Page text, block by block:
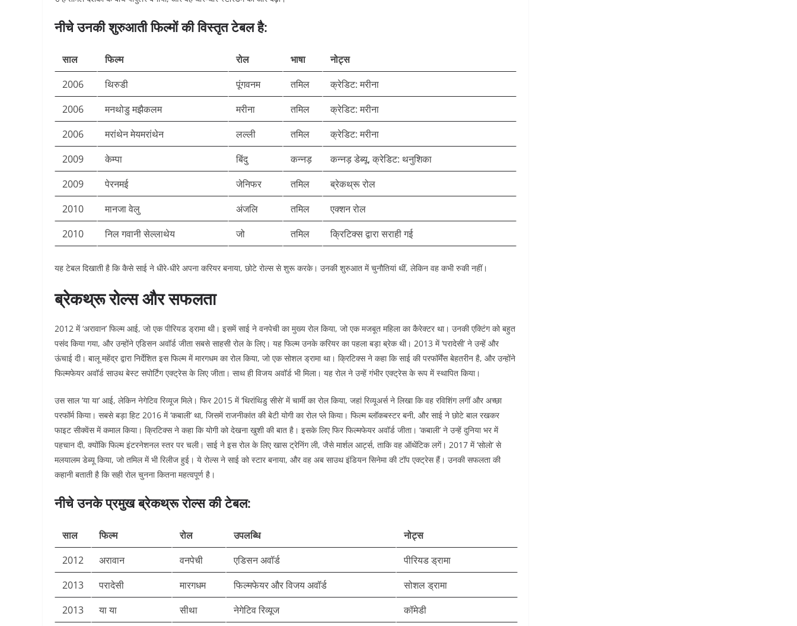
नीचे उनकी शुरुआती फिल्मों की विस्तृत टेबल है:
साल फिल्म रोल भाषा
नोट्स
2006
थिरुडी पूंगवनम तमिल
क्रेडिट: मरीना
2006
मनथोडु मझैकलम मरीना तमिल
क्रेडिट: मरीना
2006
मरांथेन मेयमरांथेन लल्ली तमिल
क्रेडिट: मरीना
2009
केम्पा बिंदु कन्नड़
कन्नड़ डेब्यू, क्रेडिट: थनुशिका
2009
पेरनमई जेनिफर तमिल
ब्रेकथ्रू रोल
2010
मानजा वेलु अंजलि तमिल
एक्शन रोल
2010
निल गवानी सेल्लाथेय जो तमिल क्रिटिक्स द्वारा सराही गई
यह टेबल दिखाती है कि कैसे साई ने धीरे-धीरे अपना करियर बनाया, छोटे रोल्स से शुरू करके। उनकी शुरुआत में चुनौतियां थीं, लेकिन वह कभी रुकी नहीं।
ब्रेकथ्रू रोल्स और सफलता
2012 में ‘अरावान’ फिल्म आई, जो एक पीरियड ड्रामा थी। इसमें साई ने वनपेची का मुख्य रोल किया, जो एक मजबूत महिला का कैरेक्टर था। उनकी एक्टिंग को बहुत
पसंद किया गया, और उन्होंने एडिसन अवॉर्ड जीता सबसे साहसी रोल के लिए। यह फिल्म उनके करियर का पहला बड़ा ब्रेक थी। 2013 में ‘परादेसी’ ने उन्हें और
ऊंचाई दी। बालू महेंद्र द्वारा निर्देशित इस फिल्म में मारगधम का रोल किया, जो एक सोशल ड्रामा था। क्रिटिक्स ने कहा कि साई की परफॉर्मेंस बेहतरीन है, और उन्होंने
फिल्मफेयर अवॉर्ड साउथ बेस्ट सपोर्टिंग एक्ट्रेस के लिए जीता। साथ ही विजय अवॉर्ड भी मिला। यह रोल ने उन्हें गंभीर एक्ट्रेस के रूप में स्थापित किया।
उस साल ‘या या’ आई, लेकिन नेगेटिव रिव्यूज मिले। फिर 2015 में ‘थिरांथिडु सीसे’ में चार्मी का रोल किया, जहां रिव्यूअर्स ने लिखा कि वह रविशिंग लगीं और अच्छा
परफॉर्म किया। सबसे बड़ा हिट 2016 में ‘कबाली’ था, जिसमें राजनीकांत की बेटी योगी का रोल प्ले किया। फिल्म ब्लॉकबस्टर बनी, और साई ने छोटे बाल रखकर
फाइट सीक्वेंस में कमाल किया। क्रिटिक्स ने कहा कि योगी को देखना खुशी की बात है। इसके लिए फिर फिल्मफेयर अवॉर्ड जीता। ‘कबाली’ ने उन्हें दुनिया भर में
पहचान दी, क्योंकि फिल्म इंटरनेशनल स्तर पर चली। साई ने इस रोल के लिए खास ट्रेनिंग ली, जैसे मार्शल आर्ट्स, ताकि वह ऑथेंटिक लगें। 2017 में ‘सोलो’ से
मलयालम डेब्यू किया, जो तमिल में भी रिलीज हुई। ये रोल्स ने साई को स्टार बनाया, और वह अब साउथ इंडियन सिनेमा की टॉप एक्ट्रेस हैं। उनकी सफलता की
कहानी बताती है कि सही रोल चुनना कितना महत्वपूर्ण है।
नीचे उनके प्रमुख ब्रेकथ्रू रोल्स की टेबल:
साल फिल्म रोल उपलब्धि
नोट्स
2012
अरावान वनपेची एडिसन अवॉर्ड
पीरियड ड्रामा
2013
परादेसी मारगधम फिल्मफेयर और विजय अवॉर्ड
सोशल ड्रामा
2013
या या सीथा नेगेटिव रिव्यूज कॉमेडी